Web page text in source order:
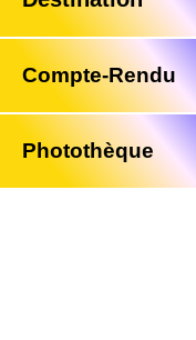
Compte-Rendu
Photothèque